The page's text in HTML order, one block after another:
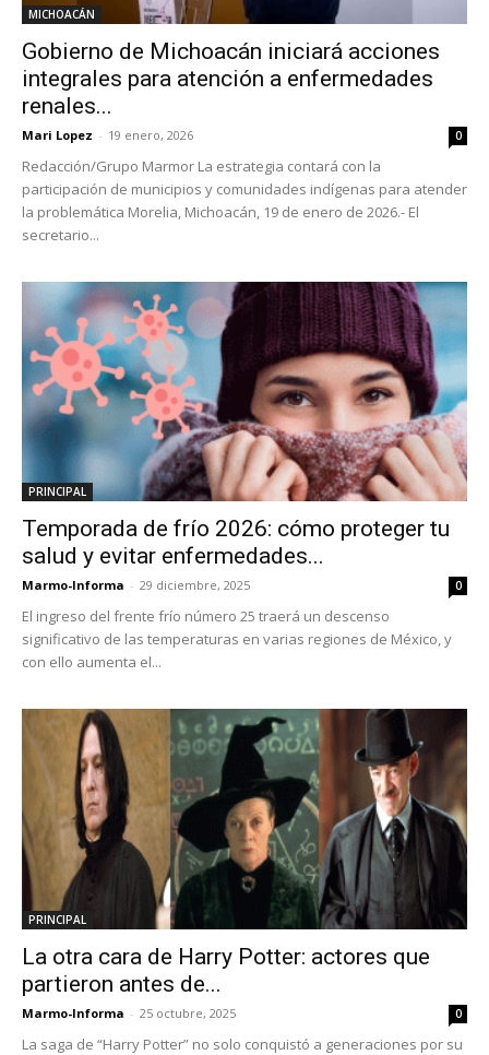
MICHOACÁN
Gobierno de Michoacán iniciará acciones
integrales para atención a enfermedades
renales...
Mari Lopez - 19 enero, 2026 0
Redacción/Grupo Marmor La estrategia contará con la
participación de municipios y comunidades indígenas para atender
la problemática Morelia, Michoacán, 19 de enero de 2026.- El
secretario...
PRINCIPAL
Temporada de frío 2026: cómo proteger tu
salud y evitar enfermedades...
Marmo-Informa - 29 diciembre, 2025 0
El ingreso del frente frío número 25 traerá un descenso
significativo de las temperaturas en varias regiones de México, y
con ello aumenta el...
PRINCIPAL
La otra cara de Harry Potter: actores que
partieron antes de...
Marmo-Informa - 25 octubre, 2025 0
La saga de “Harry Potter” no solo conquistó a generaciones por su